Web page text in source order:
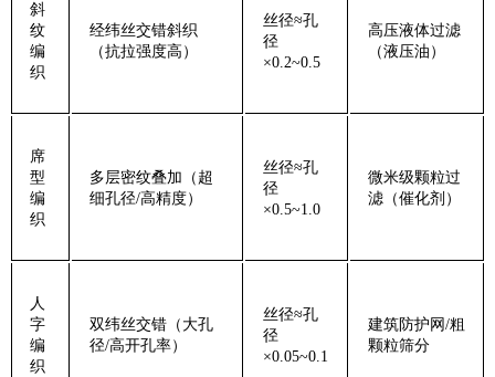
‌斜
纹
编
织‌
经纬丝交错斜织
（抗拉强度高）
丝径≈孔
径
×0.2~0.5
高压液体过滤
（液压油）
‌席
型
编
织‌
多层密纹叠加（超
细孔径/高精度）
丝径≈孔
径
×0.5~1.0
微米级颗粒过
滤（催化剂）
‌人
字
编
织‌
双纬丝交错（大孔
径/高开孔率）
丝径≈孔
径
×0.05~0.1
建筑防护网/粗
颗粒筛分